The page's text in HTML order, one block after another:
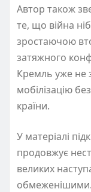
Автор також
те, що війна
зростаючою
затяжного
Кремль уже не
мобілізацію
країни.
У матеріалі
продовжує
великих
обмеженішими.